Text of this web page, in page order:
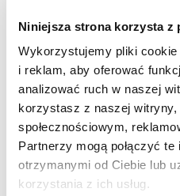
Niniejsza strona korzysta z
Wykorzystujemy pliki
i reklam, aby oferować
analizować ruch w naszej
korzystasz z naszej witryny,
społecznościowym,
Partnerzy mogą połączyć
otrzymanymi od Ciebie lub
korzystania z ich usług.
A/C
Unlimited milage / free km
Fra kr 500